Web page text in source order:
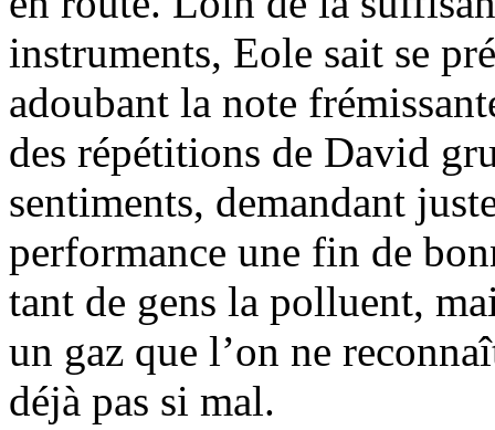
instruments, Eole sait se
adoubant la note
des répétitions de David
sentiments, demandant
performance une fin de
tant de gens la polluent,
un gaz que l’on ne
déjà pas si mal.